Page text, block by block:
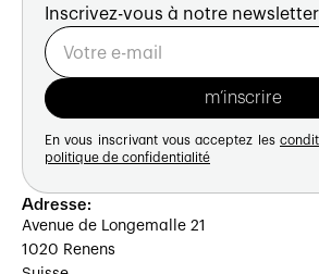
Inscrivez-vous à notre
En vous inscrivant vous acceptez les
politique de confidentialité
Adresse:
Avenue de Longemalle 21
1020 Renens